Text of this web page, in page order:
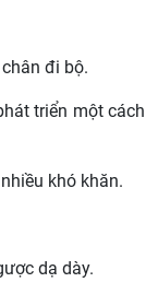
đi bộ.
triển một cách
khó khăn.
dạ dày.